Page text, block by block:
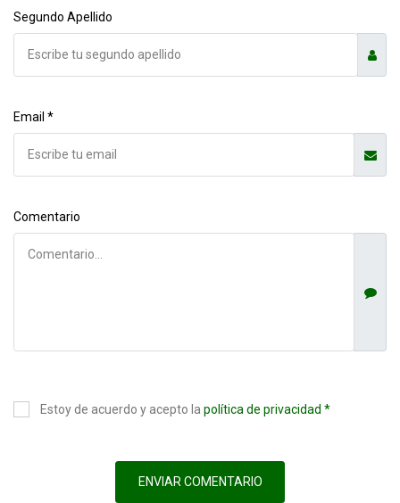
Segundo Apellido
Email *
Comentario
Estoy de acuerdo y acepto la política de privacidad *
ENVIAR COMENTARIO